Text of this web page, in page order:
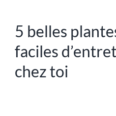
5 belles
faciles
chez toi